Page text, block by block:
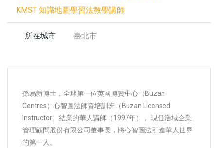
KMST 知識地圖學習法教學講師
所在城市 臺北市
孫易新博士，全球第一位英國博贊中心（Buzan
Centres）心智圖法師資培訓班（Buzan Licensed
Instructor）結業的華人講師（1997年）， 現任浩域企業
管理顧問股份有限公司董事長，將心智圖法引進華人世界
的第一人。